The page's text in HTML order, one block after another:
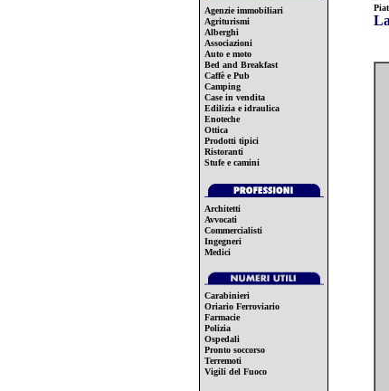
Agenzie immobiliari
Agriturismi
Alberghi
Associazioni
Auto e moto
Bed and Breakfast
Caffè e Pub
Camping
Case in vendita
Edilizia e idraulica
Enoteche
Ottica
Prodotti tipici
Ristoranti
Stufe e camini
Architetti
Avvocati
Commercialisti
Ingegneri
Medici
Carabinieri
Oriario Ferroviario
Farmacie
Polizia
Ospedali
Pronto soccorso
Terremoti
Vigili del Fuoco